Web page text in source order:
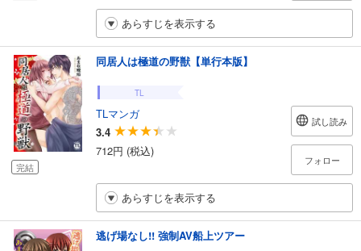
あらすじを表示する
完結
同居人は極道の野獣【単行本版】
TL
TLマンガ
3.4
712円 (税込)
試し読み
フォロー
あらすじを表示する
逃げ場なし!! 強制AV船上ツアー